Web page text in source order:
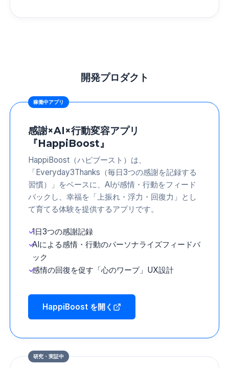
開発プロダクト
稼働中アプリ
感謝×AI×行動変容アプリ
『HappiBoost』
HappiBoost（ハピブースト）は、
「Everyday3Thanks（毎日3つの感謝を記録する
習慣）」をベースに、AIが感情・行動をフィード
バックし、幸福を「上振れ・浮力・回復力」とし
て育てる体験を提供するアプリです。
1日3つの感謝記録
AIによる感情・行動のパーソナライズフィードバ
ック
感情の回復を促す「心のワープ」UX設計
HappiBoost を開く
研究・実証中